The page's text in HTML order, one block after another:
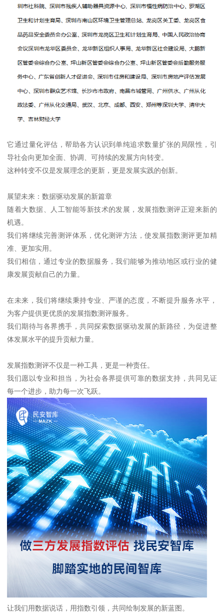
它通过量化评估，帮助各方认识到单纯追求数量扩张的局限性，引
导社会向更加全面、协调、可持续的发展方向转变。
这种转变不仅是发展理念的更新，更是发展实践的创新。
展望未来：数据驱动发展的新篇章
随着大数据、人工智能等新技术的发展，发展指数测评正迎来新的
机遇。
我们将继续完善测评体系，优化测评方法，使发展指数测评更加精
准、更加实用。
我们相信，通过专业的数据服务，我们能够为推动地区或行业的健
康发展贡献自己的力量。
在未来，我们将继续秉持专业、严谨的态度，不断提升服务水平，
为客户提供更优质的发展指数测评服务。
我们期待与各界携手，共同探索数据驱动发展的新路径，为促进整
体发展水平的提升贡献力量。
发展指数测评不仅是一种工具，更是一种责任。
我们愿以专业和担当，为社会各界提供可靠的数据支持，共同见证
每一个进步，助力每一次飞跃。
让我们用数据说话，用指数引领，共同绘制发展的新蓝图。